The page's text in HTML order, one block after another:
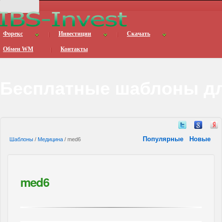
Форекс Инвестиции Скачать
Обмен WM Контакты
Шаблоны / Медицина / med6 Популярные Новые
med6